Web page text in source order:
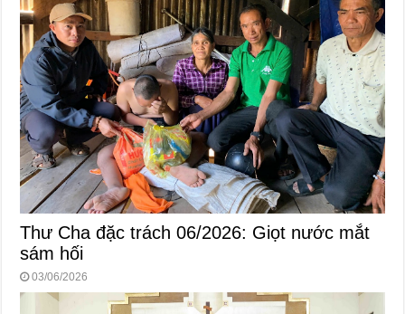
Thư Cha đặc trách 06/2026: Giọt nước mắt
sám hối
03/06/2026